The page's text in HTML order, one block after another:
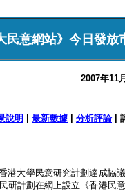
民意網站》今日發
2007年11
說明 最新數據 分析評論|
港大學民意研究計劃達成
研計劃在網上設立《香港民